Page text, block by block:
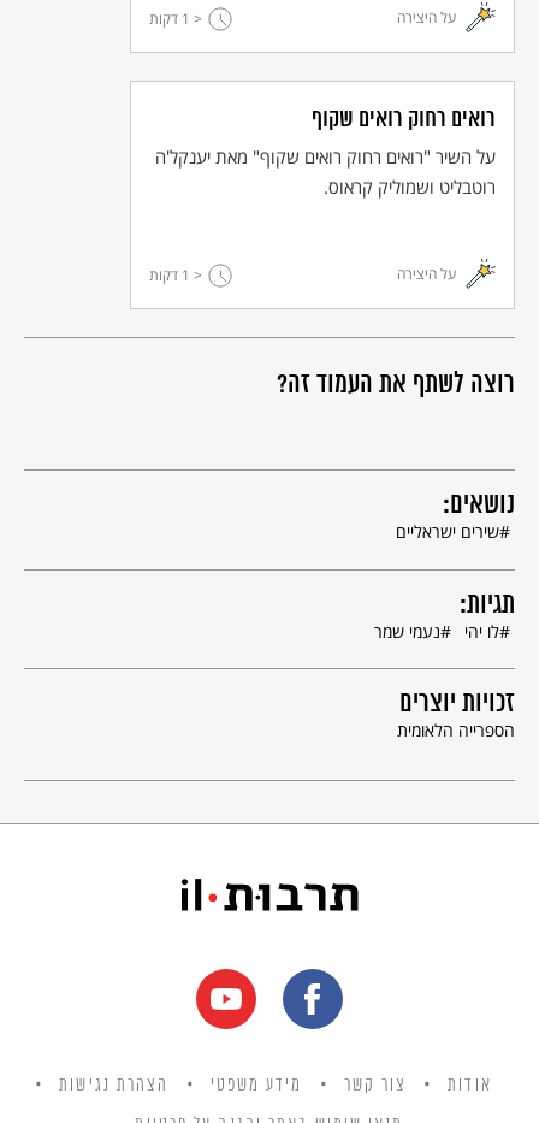
רוצה לשתף את העמוד זה?
על היצירה < 1 דקות
רואים רחוק רואים שקוף
על השיר "רואים רחוק רואים שקוף" מאת יענקל'ה
רוטבליט ושמוליק קראוס.
על היצירה < 1 דקות
נושאים:
שירים ישראליים
תגיות:
לו יהי נעמי שמר
זכויות יוצרים
הספרייה הלאומית
אודות צור קשר מידע משפטי הצהרת נגישות